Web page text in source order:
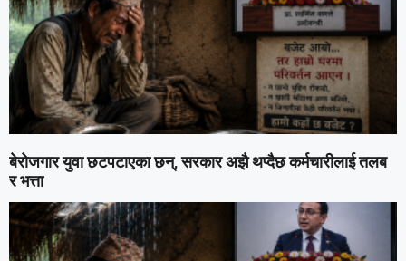
बेरोजगार युवा छटपटाएका छन्, सरकार अझै थप्दैछ कर्मचारीलाई तलब
र भत्ता